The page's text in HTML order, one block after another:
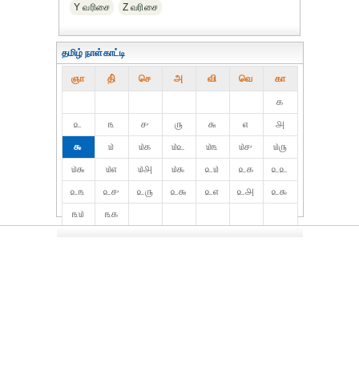
Y வரிசை Z வரிசை
தமிழ் நாள்காட்டி
ஞா தி் செ அ வி வெ கா
௧
௨
௩ ௪ ௫ ௬ ௭
௮
௯
௰ ௰௧ ௰௨ ௰௩ ௰௪
௰௫
௰௬
௰௭ ௰௮ ௰௯ ௨௰ ௨௧
௨௨
௨௩
௨௪ ௨௫ ௨௬ ௨௭ ௨௮
௨௯
௩௰
௩௧